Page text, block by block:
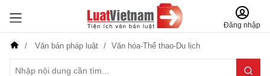
Đăng nhập
Văn bản pháp luật Văn hóa-Thể thao-Du lịch